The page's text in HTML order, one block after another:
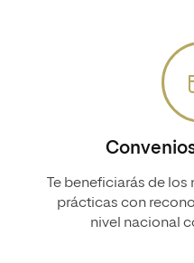
Te beneficiarás de
prácticas con
nivel nacional